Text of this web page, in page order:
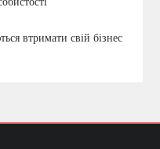
втримати свій бізнес